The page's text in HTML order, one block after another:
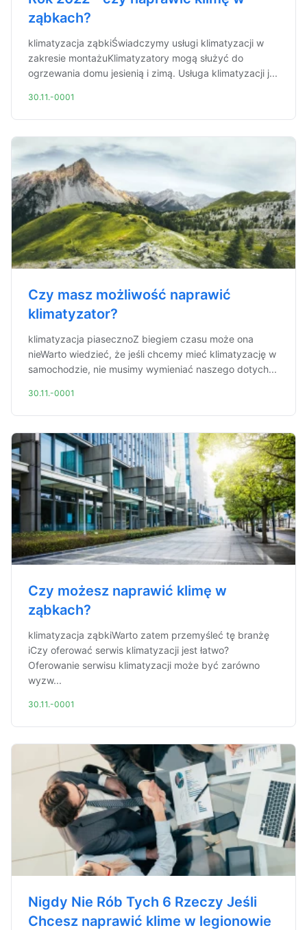
ząbkach?
klimatyzacja ząbkiŚwiadczymy usługi klimatyzacji w
zakresie montażuKlimatyzatory mogą służyć do
ogrzewania domu jesienią i zimą. Usługa klimatyzacji j...
30.11.-0001
Czy masz możliwość naprawić
klimatyzator?
klimatyzacja piasecznoZ biegiem czasu może ona
nieWarto wiedzieć, że jeśli chcemy mieć klimatyzację w
samochodzie, nie musimy wymieniać naszego dotych...
30.11.-0001
Czy możesz naprawić klimę w
ząbkach?
klimatyzacja ząbkiWarto zatem przemyśleć tę branżę
iCzy oferować serwis klimatyzacji jest łatwo?
Oferowanie serwisu klimatyzacji może być zarówno
wyzw...
30.11.-0001
Nigdy Nie Rób Tych 6 Rzeczy Jeśli
Chcesz naprawić klime w legionowie